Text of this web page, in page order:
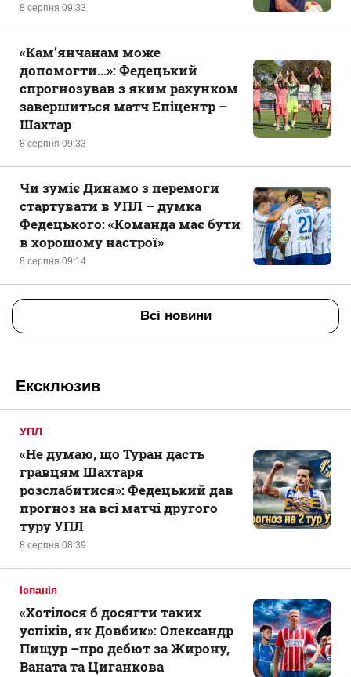
8 серпня 09:33
8 серпня 09:33
«Кам’янчанам може
допомогти...»: Федецький
спрогнозував з яким рахунком
завершиться матч Епіцентр –
Шахтар
8 серпня 09:14
Чи зуміє Динамо з перемоги
стартувати в УПЛ – думка
Федецького: «Команда має бути
в хорошому настрої»
Всі новини
Ексклюзив
УПЛ
8 серпня 08:39
«Не думаю, що Туран дасть
гравцям Шахтаря
розслабитися»: Федецький дав
прогноз на всі матчі другого
туру УПЛ
Іспанія
«Хотілося б досягти таких
успіхів, як Довбик»: Олександр
Пищур –про дебют за Жирону,
Ваната та Циганкова